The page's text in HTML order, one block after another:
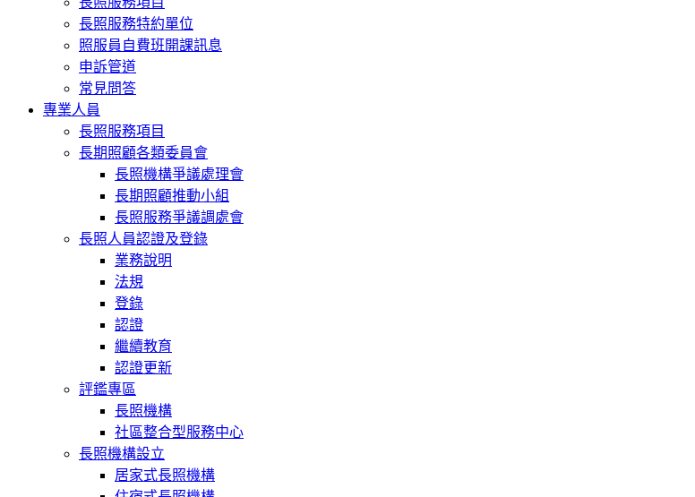
長照服務特約單位
照服員自費班開課訊息
申訴管道
常見問答
專業人員
長照服務項目
長期照顧各類委員會
長照機構爭議處理會
長期照顧推動小組
長照服務爭議調處會
長照人員認證及登錄
業務說明
法規
登錄
認證
繼續教育
認證更新
評鑑專區
長照機構
社區整合型服務中心
長照機構設立
居家式長照機構